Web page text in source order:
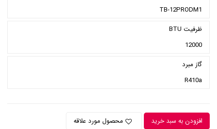
TB-12PRODM1
ظرفیت BTU
12000
گاز مبرد
R410a
افزودن به سبد خرید محصول مورد علاقه